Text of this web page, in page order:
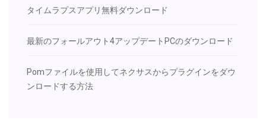
タイムラプスアプリ無料ダウンロード
最新のフォールアウト4アップデートPCのダウンロード
Pomファイルを使用してネクサスからプラグインをダウ
ンロードする方法